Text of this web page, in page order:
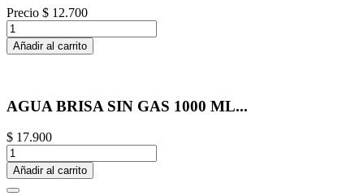
Precio $ 12.700
Añadir al carrito
AGUA BRISA SIN GAS 1000 ML...
$ 17.900
Añadir al carrito